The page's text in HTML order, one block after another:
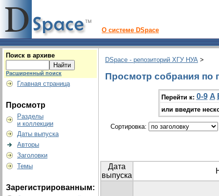
О системе DSpace
Поиск в архиве
Расширенный поиск
Главная страница
Просмотр
Разделы
и коллекции
Даты выпуска
Авторы
Заголовки
Темы
Зарегистрированным:
DSpace - репозиторий ХГУ НУА >
Просмотр собрания по
Перейти к: 0-9 A
или введите
Сортировка:
Дата
выпуска